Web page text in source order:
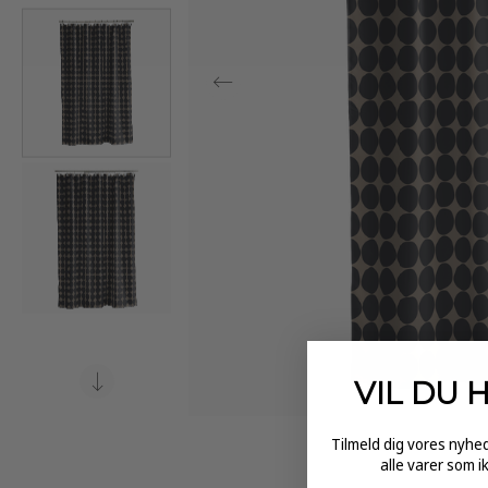
VIL DU
Tilmeld dig vores
alle varer som